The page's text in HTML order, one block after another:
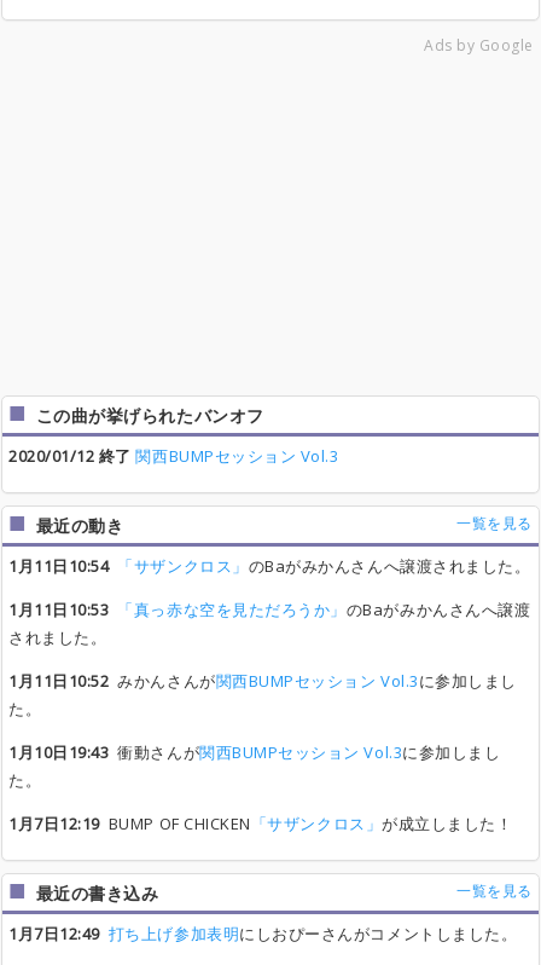
Ads by Google
この曲が挙げられたバンオフ
2020/01/12 終了 関西BUMPセッション Vol.3
最近の動き 一覧を見る
1月11日10:54 「サザンクロス」 のBaがみかんさんへ譲渡されました。
1月11日10:53
「真っ赤な空を見ただろうか」 のBaがみかんさんへ譲渡
されました。
1月11日10:52 みかんさんが関西BUMPセッション Vol.3に参加しまし
た。
1月10日19:43 衝動さんが関西BUMPセッション Vol.3に参加しまし
た。
1月7日12:19BUMP OF CHICKEN 「サザンクロス」が成立しました！
最近の書き込み 一覧を見る
1月7日12:49 打ち上げ参加表明にしおぴーさんがコメントしました。